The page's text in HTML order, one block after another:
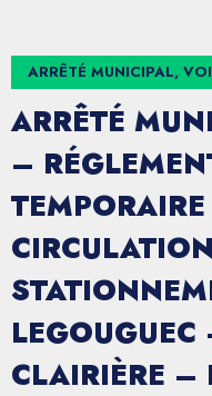
ARRÊTÉ MUNICIPAL,
ARRÊTÉ
–
CLAIRIÈRE –